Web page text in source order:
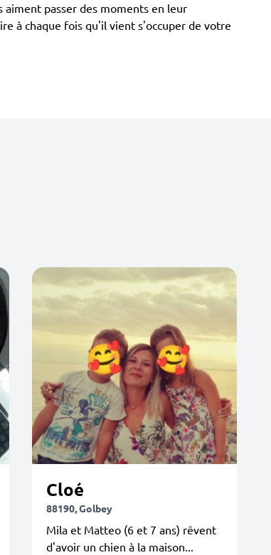
passer des moments en leur
à chaque fois qu'il vient s'occuper de votre
Cloé
88190, Golbey
Mila et Matteo (6 et 7 ans) rêvent
d'avoir un chien à la maison...